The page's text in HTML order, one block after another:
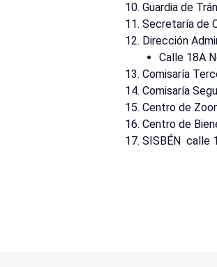
Guardia de
Secretaría de
Dirección
Calle 18A
Comisaría
Comisaría
Centro de
Centro de
SISBÉN calle